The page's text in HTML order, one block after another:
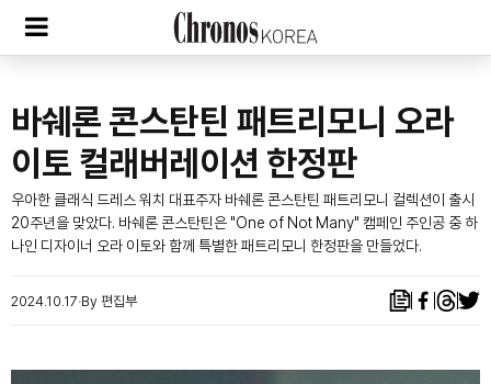
바쉐론 콘스탄틴 패트리모니 오라
이토 컬래버레이션 한정판
우아한 클래식 드레스 워치 대표주자 바쉐론 콘스탄틴 패트리모니 컬렉션이 출시
20주년을 맞았다. 바쉐론 콘스탄틴은 "One of Not Many" 캠페인 주인공 중 하
나인 디자이너 오라 이토와 함께 특별한 패트리모니 한정판을 만들었다.
2024.10.17 By 편집부